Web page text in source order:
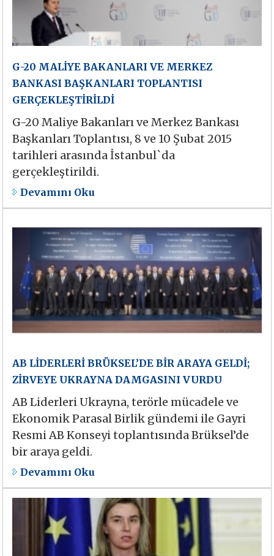
G-20 MALİYE BAKANLARI VE MERKEZ
BANKASI BAŞKANLARI TOPLANTISI
GERÇEKLEŞTİRİLDİ
G-20 Maliye Bakanları ve Merkez Bankası
Başkanları Toplantısı, 8 ve 10 Şubat 2015
tarihleri arasında İstanbul`da
gerçekleştirildi.
Devamını Oku
AB LİDERLERİ BRÜKSEL’DE BİR ARAYA GELDİ;
ZİRVEYE UKRAYNA DAMGASINI VURDU
AB Liderleri Ukrayna, terörle mücadele ve
Ekonomik Parasal Birlik gündemi ile Gayri
Resmi AB Konseyi toplantısında Brüksel’de
bir araya geldi.
Devamını Oku